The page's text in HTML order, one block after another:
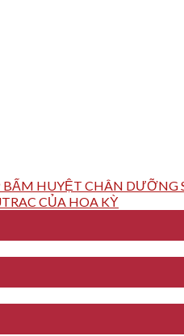
HUYỆT CHÂN
CỦA HOA KỲ